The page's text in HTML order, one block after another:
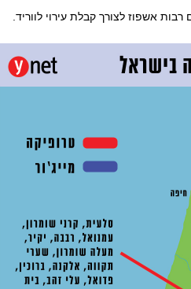
אשפוז לצורך קבלת עירוי לווריד.